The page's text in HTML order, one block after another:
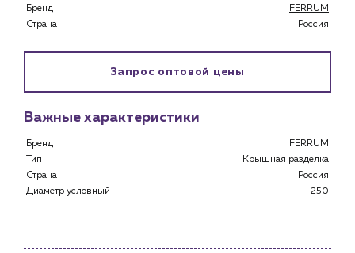
О компании
Услуги
Бренд
FERRUM
Страна
Россия
Запрос оптовой цены
Важные характеристики
Бренд
FERRUM
Тип
Крышная разделка
Страна
Россия
Диаметр условный
250